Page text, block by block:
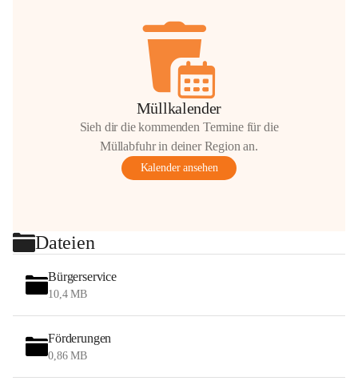
Müllkalender
Sieh dir die kommenden Termine für die
Müllabfuhr in deiner Region an.
Kalender ansehen
Dateien
Bürgerservice
10,4 MB
Förderungen
0,86 MB